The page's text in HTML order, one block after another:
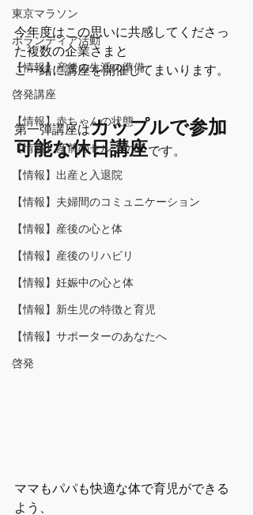
東京マラソン
ボランティア活動
【情報】産後の生活の準備
啓発講座
【情報】赤ちゃんの状態
【情報】産前のセルフケア
【情報】出産と入退院
【情報】夫婦間のコミュニケーション
【情報】産後の心と体
【情報】産後のリハビリ
【情報】妊娠中の心と体
【情報】新生児の特徴と育児
【情報】サポーターのあなたへ
啓発
今年度はこの思いに共感してくださっ
た複数の企業さまと
ご一緒に講座を開催してまいります。
第一弾講座はカップルで参加
可能な休日講座です。
ママもパパも快適な体で育児ができる
よう、